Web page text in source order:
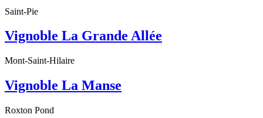
Saint-Pie
Vignoble La Grande Allée
Mont-Saint-Hilaire
Vignoble La Manse
Roxton Pond